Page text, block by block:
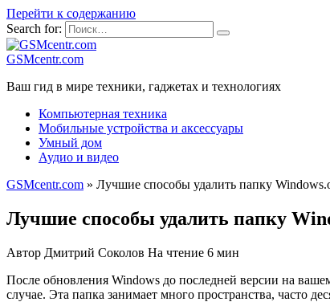
Перейти к содержанию
Search for:
GSMcentr.com
Ваш гид в мире техники, гаджетах и технологиях
Компьютерная техника
Мобильные устройства и аксессуары
Умный дом
Аудио и видео
GSMcentr.com » Лучшие способы удалить папку
Лучшие способы удалить папку
Автор Дмитрий Соколов На чтение 6 мин
После обновления Windows до последней версии на
случае. Эта папка занимает много пространства, часто